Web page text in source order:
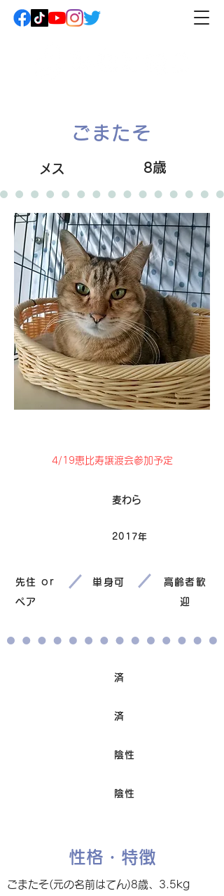
ごまたそ
メス 8歳
4/19恵比寿譲渡会参加予定
麦わら
2017年
先住 or
ペア
単身可
高齢者歓
迎
済
済
陰性
陰性
性格・特徴
ごまたそ(元の名前はてん)8歳、3.5kg